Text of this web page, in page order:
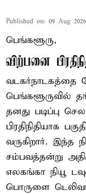
Published on: 09 Aug
பெங்களூரு,
விற்பனை
வடகர்நாடகத்தை
பெங்களூருவில்
தனது படிப்பு
பிரதிநிதியாக
வருகிறார். இந்த
சம்பவத்தன்று
எலகங்கா நியூ
பொருளை